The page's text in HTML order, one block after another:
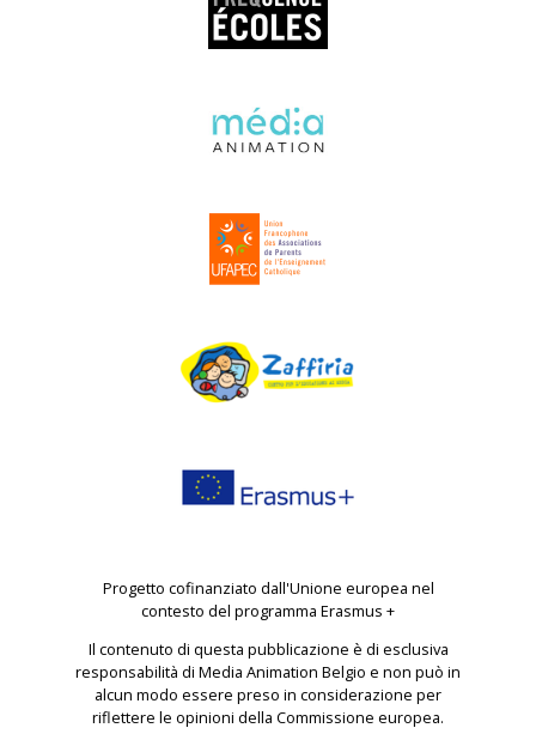
Progetto cofinanziato dall'Unione europea nel
contesto del programma Erasmus +
Il contenuto di questa pubblicazione è di esclusiva
responsabilità di Media Animation Belgio e non può in
alcun modo essere preso in considerazione per
riflettere le opinioni della Commissione europea.